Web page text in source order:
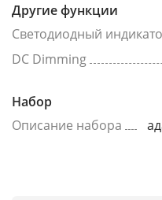
Другие функции
Светодиодный
DC Dimming
Набор
Описание набора